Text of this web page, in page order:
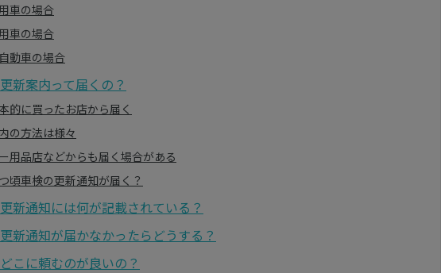
車の場合
車の場合
動車の場合
新案内って届くの？
的に買ったお店から届く
の方法は様々
用品店などからも届く場合がある
頃車検の更新通知が届く？
新通知には何が記載されている？
新通知が届かなかったらどうする？
こに頼むのが良いの？